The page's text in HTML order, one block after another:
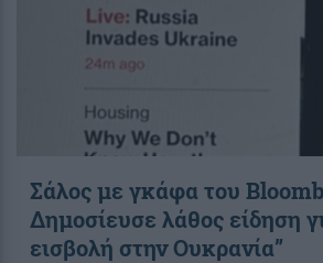
Σάλος με γκάφα τoυ
Δημοσίευσε λάθος είδηση
εισβολή στην Ουκρανία”